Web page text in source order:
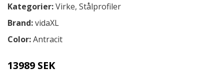
Kategorier:Virke, Stålprofiler
Brand:vidaXL
Color:Antracit
13989 SEK